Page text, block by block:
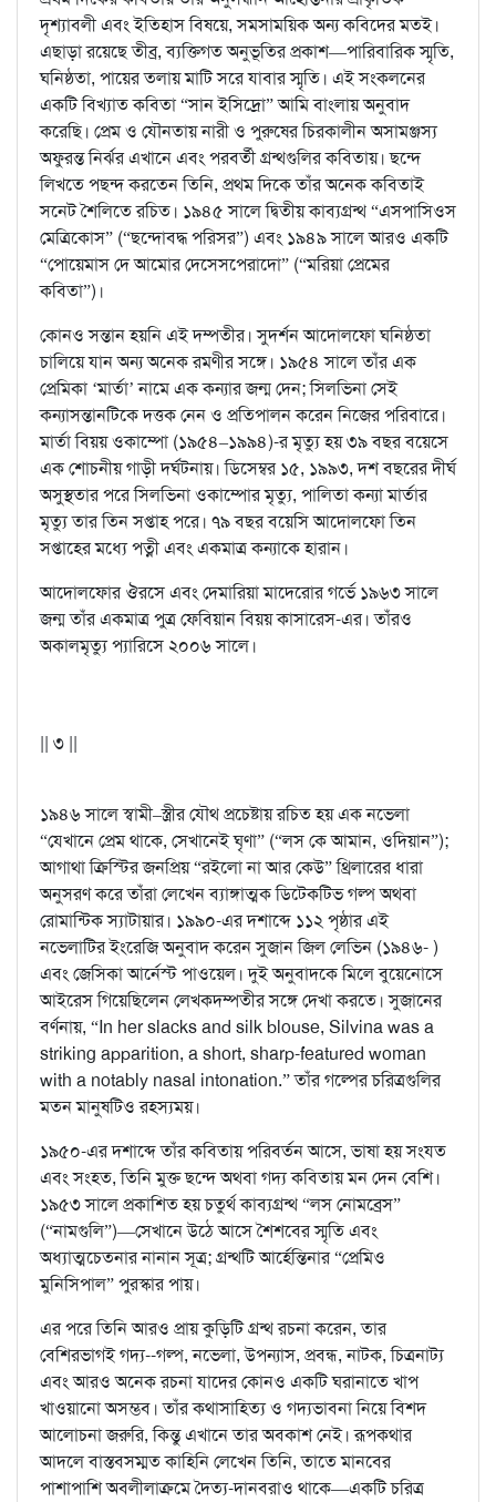
দৃশ্যাবলী এবং ইতিহাস বিষয়ে, সমসাময়িক অন্য কবিদের মতই।
এছাড়া রয়েছে তীব্র, ব্যক্তিগত অনুভূতির প্রকাশ—পারিবারিক স্মৃতি,
ঘনিষ্ঠতা, পায়ের তলায় মাটি সরে যাবার স্মৃতি। এই সংকলনের
একটি বিখ্যাত কবিতা “সান ইসিদ্রো” আমি বাংলায় অনুবাদ
করেছি। প্রেম ও যৌনতায় নারী ও পুরুষের চিরকালীন অসামঞ্জস্য
অফুরন্ত নির্ঝর এখানে এবং পরবর্তী গ্রন্থগুলির কবিতায়। ছন্দে
লিখতে পছন্দ করতেন তিনি, প্রথম দিকে তাঁর অনেক কবিতাই
সনেট শৈলিতে রচিত। ১৯৪৫ সালে দ্বিতীয় কাব্যগ্রন্থ “এসপাসিওস
মেত্রিকোস” (“ছন্দোবদ্ধ পরিসর”) এবং ১৯৪৯ সালে আরও একটি
“পোয়েমাস দে আমোর দেসেসপেরাদো” (“মরিয়া প্রেমের
কবিতা”)।
কোনও সন্তান হয়নি এই দম্পতীর। সুদর্শন আদোলফো ঘনিষ্ঠতা
চালিয়ে যান অন্য অনেক রমণীর সঙ্গে। ১৯৫৪ সালে তাঁর এক
প্রেমিকা ‘মার্তা’ নামে এক কন্যার জন্ম দেন; সিলভিনা সেই
কন্যাসন্তানটিকে দত্তক নেন ও প্রতিপালন করেন নিজের পরিবারে।
মার্তা বিয়য় ওকাম্পো (১৯৫৪–১৯৯৪)-র মৃত্যু হয় ৩৯ বছর বয়েসে
এক শোচনীয় গাড়ী দর্ঘটনায়। ডিসেম্বর ১৫, ১৯৯৩, দশ বছরের দীর্ঘ
অসুস্থতার পরে সিলভিনা ওকাম্পোর মৃত্যু, পালিতা কন্যা মার্তার
মৃত্যু তার তিন সপ্তাহ পরে। ৭৯ বছর বয়েসি আদোলফো তিন
সপ্তাহের মধ্যে পত্নী এবং একমাত্র কন্যাকে হারান।
আদোলফোর ঔরসে এবং দেমারিয়া মাদেরোর গর্ভে ১৯৬৩ সালে
জন্ম তাঁর একমাত্র পুত্র ফেবিয়ান বিয়য় কাসারেস-এর। তাঁরও
অকালমৃত্যু প্যারিসে ২০০৬ সালে।
|| ৩ ||
১৯৪৬ সালে স্বামী–স্ত্রীর যৌথ প্রচেষ্টায় রচিত হয় এক নভেলা
“যেখানে প্রেম থাকে, সেখানেই ঘৃণা” (“লস কে আমান, ওদিয়ান”);
আগাথা ক্রিস্টির জনপ্রিয় “রইলো না আর কেউ” থ্রিলারের ধারা
অনুসরণ করে তাঁরা লেখেন ব্যাঙ্গাত্মক ডিটেকটিভ গল্প অথবা
রোমান্টিক স্যাটায়ার। ১৯৯০-এর দশাব্দে ১১২ পৃষ্ঠার এই
নভেলাটির ইংরেজি অনুবাদ করেন সুজান জিল লেভিন (১৯৪৬- )
এবং জেসিকা আর্নেস্ট পাওয়েল। দুই অনুবাদকে মিলে বুয়েনোসে
আইরেস গিয়েছিলেন লেখকদম্পতীর সঙ্গে দেখা করতে। সুজানের
বর্ণনায়, “In her slacks and silk blouse, Silvina was a
striking apparition, a short, sharp-featured woman
with a notably nasal intonation.” তাঁর গল্পের চরিত্রগুলির
মতন মানুষটিও রহস্যময়।
১৯৫০-এর দশাব্দে তাঁর কবিতায় পরিবর্তন আসে, ভাষা হয় সংযত
এবং সংহত, তিনি মুক্ত ছন্দে অথবা গদ্য কবিতায় মন দেন বেশি।
১৯৫৩ সালে প্রকাশিত হয় চতুর্থ কাব্যগ্রন্থ “লস নোমব্রেস”
(“নামগুলি”)—সেখানে উঠে আসে শৈশবের স্মৃতি এবং
অধ্যাত্মচেতনার নানান সূত্র; গ্রন্থটি আর্হেন্তিনার “প্রেমিও
মুনিসিপাল” পুরস্কার পায়।
এর পরে তিনি আরও প্রায় কুড়িটি গ্রন্থ রচনা করেন, তার
বেশিরভাগই গদ্য--গল্প, নভেলা, উপন্যাস, প্রবন্ধ, নাটক, চিত্রনাট্য
এবং আরও অনেক রচনা যাদের কোনও একটি ঘরানাতে খাপ
খাওয়ানো অসম্ভব। তাঁর কথাসাহিত্য ও গদ্যভাবনা নিয়ে বিশদ
আলোচনা জরুরি, কিন্তু এখানে তার অবকাশ নেই। রূপকথার
আদলে বাস্তবসম্মত কাহিনি লেখেন তিনি, তাতে মানবের
পাশাপাশি অবলীলাক্রমে দৈত্য-দানবরাও থাকে—একটি চরিত্র